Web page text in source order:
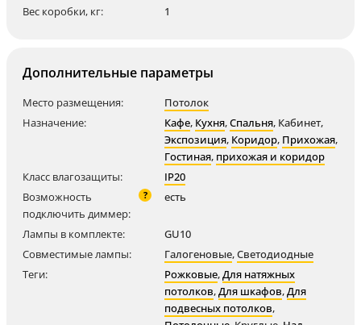
Вес коробки, кг:
1
Дополнительные параметры
Место размещения:
Потолок
Назначение:
Кафе, Кухня,Спальня, Кабинет,
Экспозиция, Коридор, Прихожая,
Гостиная, прихожая и коридор
Класс влагозащиты:
IP20
Возможность
подключить диммер:
? есть
Лампы в комплекте:
GU10
Совместимые лампы:
Галогеновые,Светодиодные
Теги:
Рожковые,Для натяжных
потолков,Для шкафов,Для
подвесных потолков,